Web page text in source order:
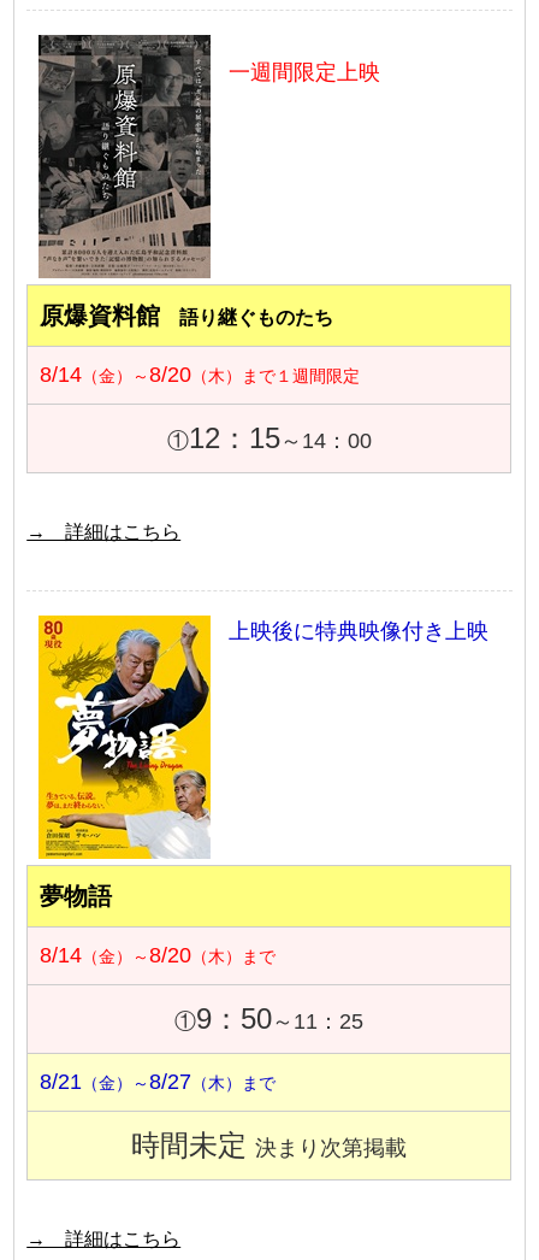
一週間限定上映
原爆資料館 語り継ぐものたち
8/14 （金）～8/20 （木）まで１週間限定
①12：15～14：00
→ 詳細はこちら
上映後に特典映像付き上映
夢物語
8/14 （金）～8/20 （木）まで
①9：50～11：25
8/21 （金）～8/27 （木）まで
時間未定決まり次第掲載
→ 詳細はこちら